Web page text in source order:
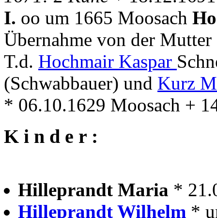
I. oo um 1665 Moosach
Übernahme von der Mutter
T.d. Hochmair Kaspar
(Schwabbauer) und Kurz
* 06.10.1629 Moosach +
K i n d e r :
Hilleprandt Maria *
Hilleprandt Wilhelm *